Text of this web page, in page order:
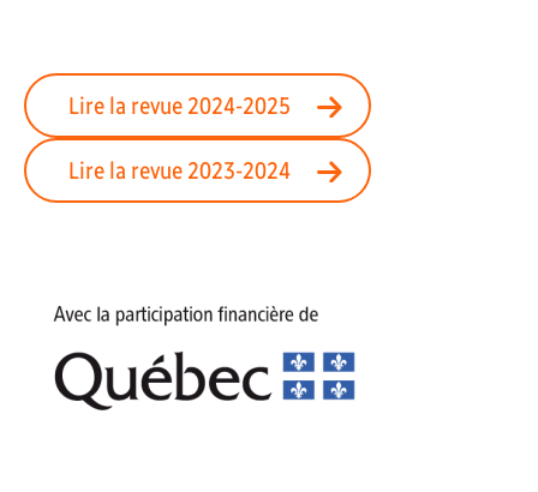
Lire la revue 2024-2025
Lire la revue 2023-2024